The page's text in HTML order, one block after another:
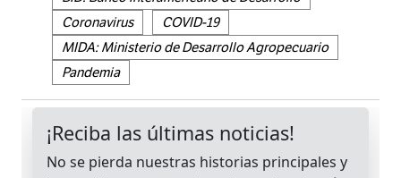
Coronavirus
COVID-19
MIDA: Ministerio de Desarrollo Agropecuario
Pandemia